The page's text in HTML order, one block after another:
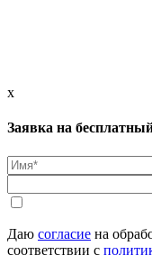
x
Заявка на
Даю согласие на
соответствии с